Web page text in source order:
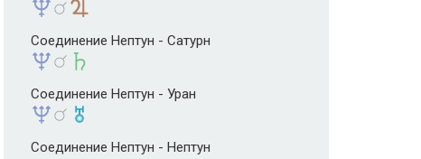
Соединение Нептун - Сатурн
Соединение Нептун - Уран
Соединение Нептун - Нептун